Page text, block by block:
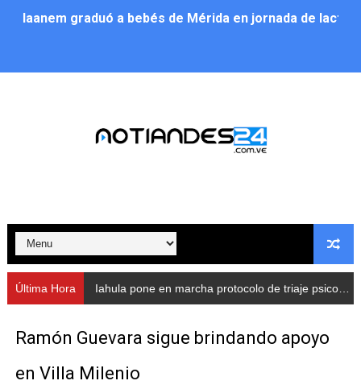
Iaanem graduó a bebés de Mérida en jornada de
Alcalde Nelson Álvarez llevó jornada recreativa a la
Nevado Gas optimiza servicio residencial en la
Balance semestral impulsa inclusión y atención a
Plan Vacacional Comunitario “Ríe 2026” recorre las
Alcaldía del Municipio Libertador realizó una jornada
Fundacite Mérida dicta taller gratuito de electrónica
Última Hora Iahula pone en marcha protocolo de triaje psicosocial para atender a rescatistas
Ramón Guevara sigue brindando apoyo
en Villa Milenio